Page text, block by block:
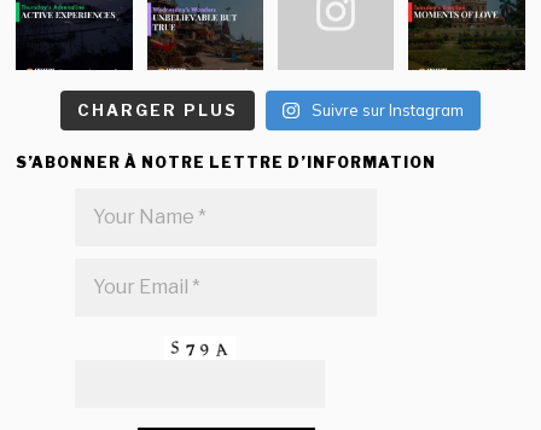
CHARGER PLUS Suivre sur Instagram
S’ABONNER À NOTRE LETTRE D’INFORMATION